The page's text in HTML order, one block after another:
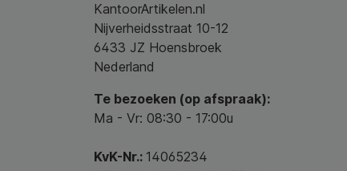
KantoorArtikelen.nl
Nijverheidsstraat 10-12
6433 JZ Hoensbroek
Nederland
Te bezoeken (op afspraak):
Ma - Vr: 08:30 - 17:00u
KvK-Nr.: 14065234